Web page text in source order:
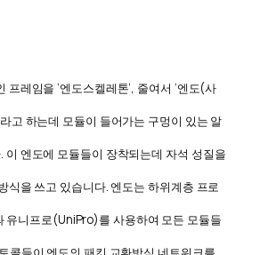
프레임을 ‘엔도스켈레톤’, 줄여서 ‘엔도(사
고 하는데 모듈이 들어가는 구멍이 있는 알
이 엔도에 모듈들이 장착되는데 자석 성질을
식을 쓰고 있습니다. 엔도는 하위계층 프로
유니프로(UniPro)를 사용하여 모든 모듈들